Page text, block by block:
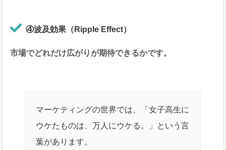
④波及効果（Ripple Effect）
市場でどれだけ広がりが期待できるかです。
マーケティングの世界では、「女子高生に
ウケたものは、万人にウケる。」という言
葉があります。